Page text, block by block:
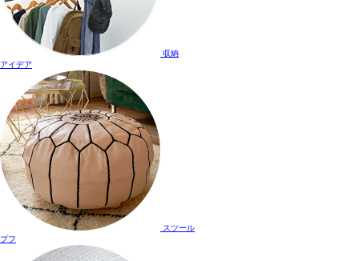
収納
アイデア
スツール
プフ